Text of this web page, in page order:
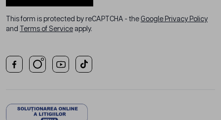
This form is protected by reCAPTCHA - the Google Privacy Policy
and
Terms of Service apply.